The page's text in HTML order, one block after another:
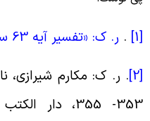
. ر. ک: «تفسیر آیه 63 سوره نور»، پاسخ 29157
.